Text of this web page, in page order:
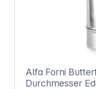
Alfa Forni Butterfly
Durchmesser